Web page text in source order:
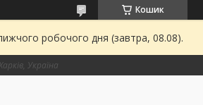
Кошик
робочого дня (завтра, 08.08).
Україна